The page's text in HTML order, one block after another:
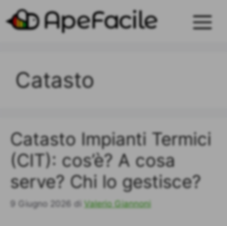
al
contenuto
Catasto
Catasto Impianti Termici
(CIT): cos’è? A cosa
serve? Chi lo gestisce?
9 Giugno 2026 di Valerio Giannoni